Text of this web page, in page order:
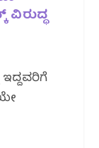
ಇದ್ದವರಿಗೆ